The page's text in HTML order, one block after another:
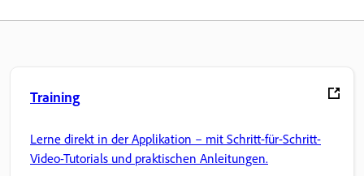
Training
Lerne direkt in der Applikation – mit Schritt-für-Schritt-
Video-Tutorials und praktischen Anleitungen.